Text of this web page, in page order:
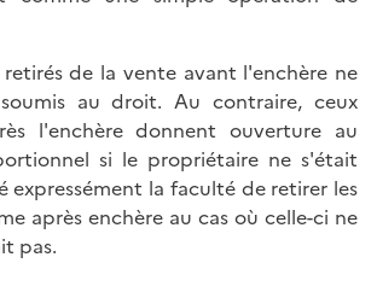
retirés de la vente avant l'enchère ne
au droit. Au contraire, ceux
l'enchère donnent ouverture au
si le propriétaire ne s'était
expressément la faculté de retirer les
après enchère au cas où celle-ci ne
pas.